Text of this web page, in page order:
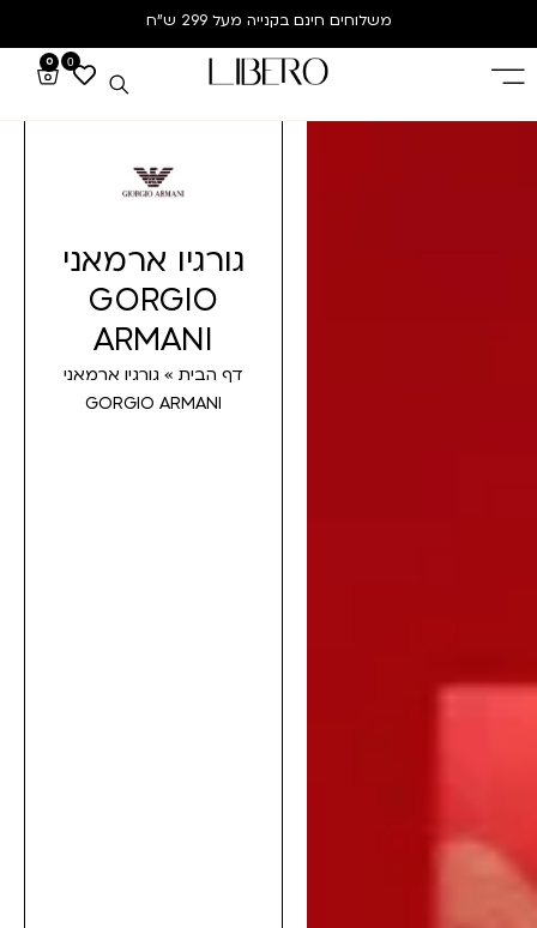
משלוחים חינם בקנייה מעל 299 ש”ח
0
גורגיו ארמאני
GORGIO
ARMANI
דף הבית»גורגיו ארמאני
GORGIO ARMANI